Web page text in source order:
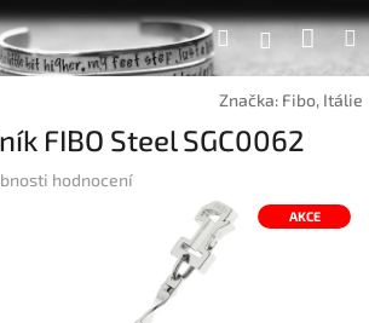
Hledat
Značka: Fibo, Itálie
FIBO Steel SGC0062
hodnocení
AKCE